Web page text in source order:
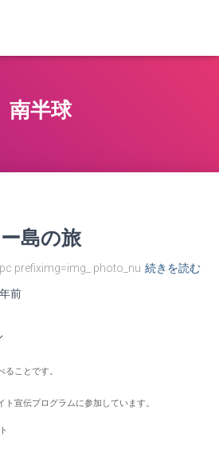
南半球
島の旅
prefiximg=img_ photo_nu 続きを読む
前
ことです。
宣伝プログラムに参加しています。